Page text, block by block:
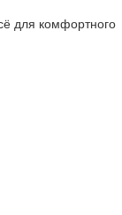
для комфортного